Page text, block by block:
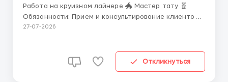
Работа на круизном лайнере 🐲 Мастер тату 🧬
Обязанности: Прием и консультирование клиентов о
рисках, последствиях, особенностях нанесения,
обработка места нанесения татуировки, перевод
рисунка на кожу. Нанесение т...
27-07-2026
Откликнуться